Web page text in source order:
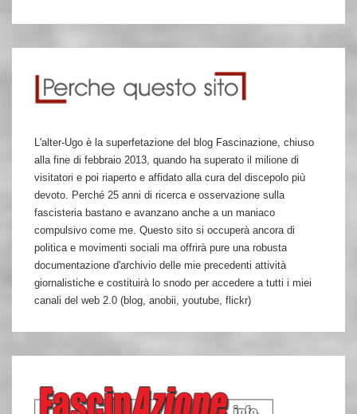
L'alter-Ugo è la superfetazione del blog Fascinazione, chiuso
alla fine di febbraio 2013, quando ha superato il milione di
visitatori e poi riaperto e affidato alla cura del discepolo più
devoto. Perché 25 anni di ricerca e osservazione sulla
fascisteria bastano e avanzano anche a un maniaco
compulsivo come me. Questo sito si occuperà ancora di
politica e movimenti sociali ma offrirà pure una robusta
documentazione d'archivio delle mie precedenti attività
giornalistiche e costituirà lo snodo per accedere a tutti i miei
canali del web 2.0 (blog, anobii, youtube, flickr)